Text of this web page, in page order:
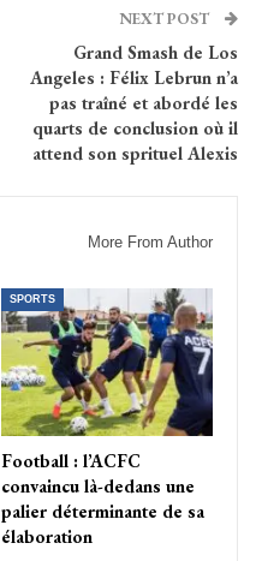
NEXT POST
Grand Smash de Los
Angeles : Félix Lebrun n’a
pas traîné et abordé les
quarts de conclusion où il
attend son sprituel Alexis
More From Author
SPORTS
Football : l’ACFC
convaincu là-dedans une
palier déterminante de sa
élaboration